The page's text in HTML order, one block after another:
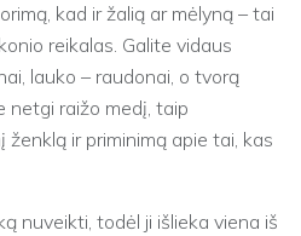
kad ir žalią ar mėlyną – tai
reikalas. Galite vidaus
lauko – raudonai, o tvorą
netgi raižo medį, taip
ir priminimą apie tai, kas
nuveikti, todėl ji išlieka viena iš